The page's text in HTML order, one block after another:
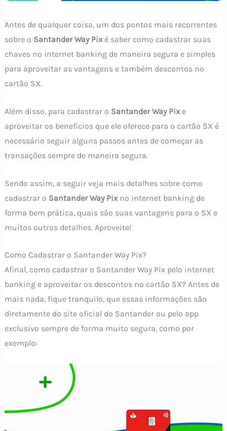
Antes de qualquer coisa, um dos pontos mais recorrentes
sobre o Santander Way Pixé saber como cadastrar suas
chaves no internet banking de maneira segura e simples
para aproveitar as vantagens e também descontos no
cartão SX.
Além disso, para cadastrar o Santander Way Pixe
aproveitar os benefícios que ele oferece para o cartão SX é
necessário seguir alguns passos antes de começar as
transações sempre de maneira segura.
Sendo assim, a seguir veja mais detalhes sobre como
cadastrar o Santander Way Pixno internet banking de
forma bem prática, quais são suas vantagens para o SX e
muitos outros detalhes. Aproveite!
Como Cadastrar o Santander Way Pix?
Afinal, como cadastrar o Santander Way Pix pelo internet
banking e aproveitar os descontos no cartão SX? Antes de
mais nada, fique tranquilo, que essas informações são
diretamente do site oficial do Santander ou pelo app
exclusivo sempre de forma muito segura, como por
exemplo: